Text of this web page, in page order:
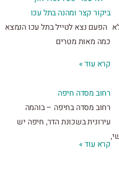
קצר ומהנה בתל עכו
נצא לטייל בתל עכו הנמצא
מאות מטרים
עוד »
מסדה חיפה
מסדה בחיפה – בוהמה
בשכונת הדר, חיפה יש
עוד »